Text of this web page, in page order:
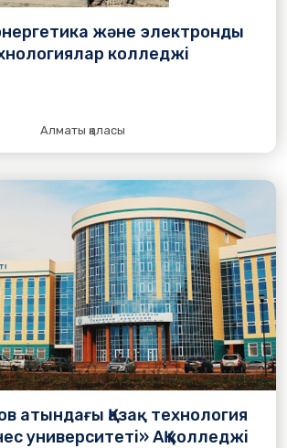
және электронды
колледжі
Алматы қаласы
атындағы Қазақ технология
университеті» АҚ колледжі